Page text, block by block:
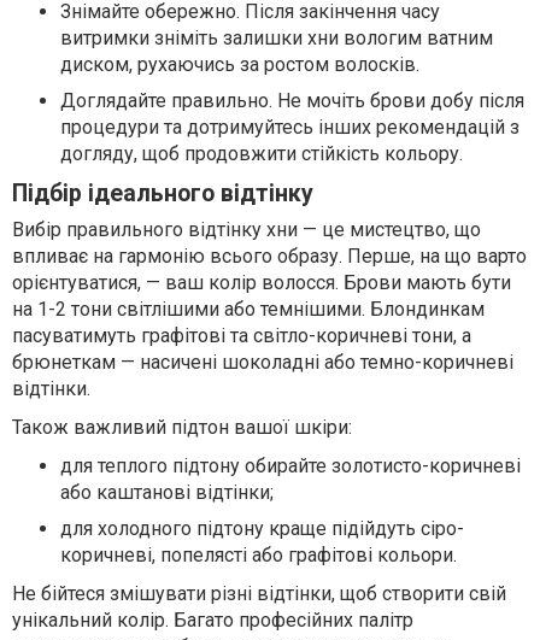
Знімайте обережно. Після закінчення часу
витримки зніміть залишки хни вологим ватним
диском, рухаючись за ростом волосків.
Доглядайте правильно. Не мочіть брови добу після
процедури та дотримуйтесь інших рекомендацій з
догляду, щоб продовжити стійкість кольору.
Підбір ідеального відтінку
Вибір правильного відтінку хни — це мистецтво, що
впливає на гармонію всього образу. Перше, на що варто
орієнтуватися, — ваш колір волосся. Брови мають бути
на 1-2 тони світлішими або темнішими. Блондинкам
пасуватимуть графітові та світло-коричневі тони, а
брюнеткам — насичені шоколадні або темно-коричневі
відтінки.
Також важливий підтон вашої шкіри:
для теплого підтону обирайте золотисто-коричневі
або каштанові відтінки;
для холодного підтону краще підійдуть сіро-
коричневі, попелясті або графітові кольори.
Не бійтеся змішувати різні відтінки, щоб створити свій
унікальний колір. Багато професійних палітр